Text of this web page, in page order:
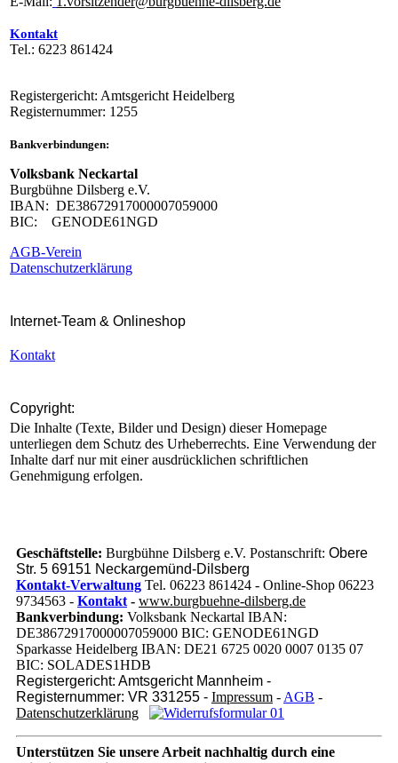
Kontakt
Tel.: 6223 861424
Registergericht: Amtsgericht Heidelberg
Registernummer: 1255
Bankverbindungen:
Volksbank Neckartal
Burgbühne Dilsberg e.V.
IBAN: DE38672917000007059000
BIC: GENODE61NGD
AGB-Verein
Datenschutzerklärung
Internet-Team & Onlineshop
Kontakt
Copyright:
Die Inhalte (Texte, Bilder und Design) dieser Homepage
unterliegen dem Schutz des Urheberrechts. Eine Verwendung der
Inhalte darf nur mit einer ausdrücklichen schriftlichen
Genehmigung erfolgen.
Geschäftstelle: Burgbühne Dilsberg e.V. Postanschrift: Obere
Str. 5 69151 Neckargemünd-Dilsberg
Kontakt-Verwaltung Tel. 06223 861424 - Online-Shop 06223
9734563 - Kontakt - www.burgbuehne-dilsberg.de
Bankverbindung: Volksbank Neckartal IBAN:
DE38672917000007059000 BIC: GENODE61NGD
Sparkasse Heidelberg IBAN: DE21 6725 0020 0007 0135 07
BIC: SOLADES1HDB
Registergericht: Amtsgericht Mannheim -
Registernummer: VR 331255 - Impressum - AGB -
Datenschutzerklärung
Unterstützen Sie unsere Arbeit nachhaltig durch eine